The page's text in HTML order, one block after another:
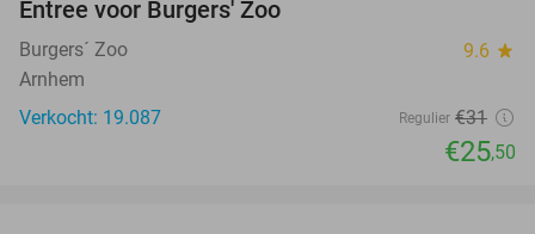
Entree voor Burgers' Zoo
Burgers´ Zoo 9.6 star
Arnhem
Verkocht: 19.087
Regulier €31
€25,50